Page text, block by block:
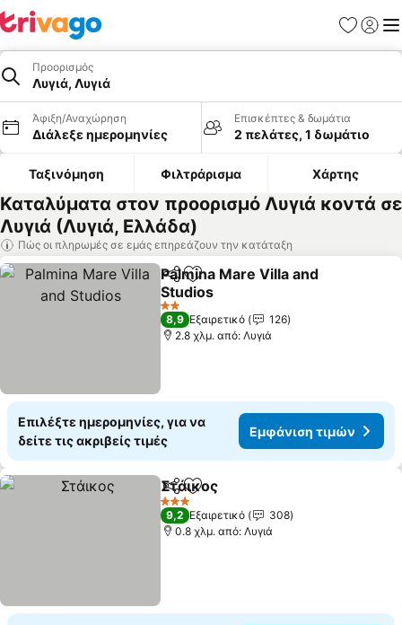
Προορισμός
Λυγιά, Λυγιά
Άφιξη/Αναχώρηση
Διάλεξε ημερομηνίες
Επισκέπτες & δωμάτια
2 πελάτες, 1 δωμάτιο
Ταξινόμηση Φιλτράρισμα Χάρτης
Καταλύματα στον προορισμό Λυγιά κοντά σε
Λυγιά (Λυγιά, Ελλάδα)
Πώς οι πληρωμές σε εμάς επηρεάζουν την κατάταξη
Κοινοποίηση
Προσθήκη στα αγαπημένα
Palmina Mare Villa and
Studios
2 Αστέρια
8,9 Εξαιρετικό
126
2.8 χλμ. από: Λυγιά
Επιλέξτε ημερομηνίες, για να
δείτε τις ακριβείς τιμές
Εμφάνιση τιμών
Κοινοποίηση
Προσθήκη στα αγαπημένα
Στάικος
3 Αστέρια
9,2 Εξαιρετικό
308
0.8 χλμ. από: Λυγιά